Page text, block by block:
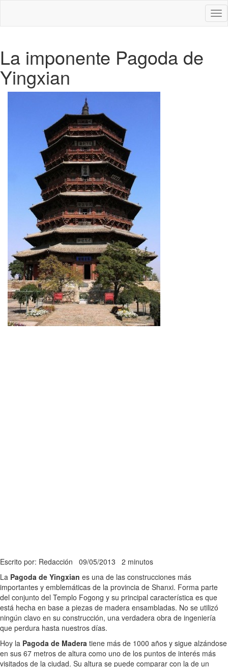
La imponente Pagoda de
Yingxian
Escrito por: Redacción 09/05/2013 2 minutos
La Pagoda de Yingxian es una de las construcciones más
importantes y emblemáticas de la provincia de Shanxi. Forma parte
del conjunto del Templo Fogong y su principal característica es que
está hecha en base a piezas de madera ensambladas. No se utilizó
ningún clavo en su construcción, una verdadera obra de ingeniería
que perdura hasta nuestros días.
Hoy la Pagoda de Madera tiene más de 1000 años y sigue alzándose
en sus 67 metros de altura como uno de los puntos de interés más
visitados de la ciudad. Su altura se puede comparar con la de un